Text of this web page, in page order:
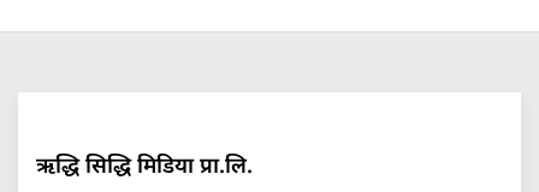
ऋद्धि सिद्धि मिडिया प्रा.लि.